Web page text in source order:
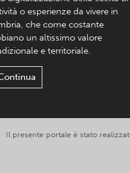
o esperienze da vivere in
che come costante
un altissimo valore
e territoriale.
Il presente portale è stato